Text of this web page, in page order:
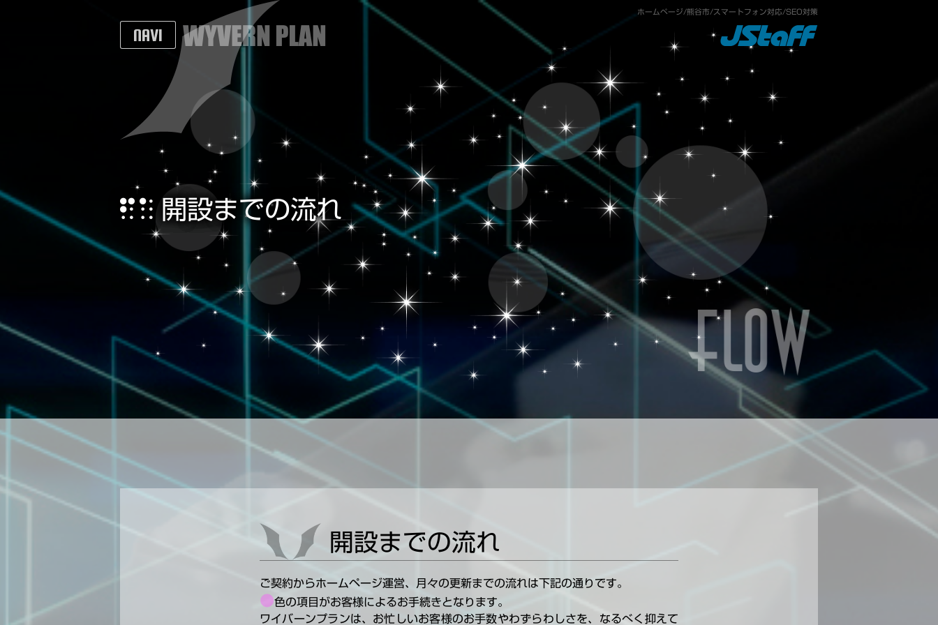
ホームページ/熊谷市/スマートフォン対応/SEO対策
開設までの流れ
NAVI
開設までの流れ 無料お見積り JStaffについて
開設までの流れ
ご契約からホームページ運営、月々の更新までの流れは下記の通りです。
●色の項目がお客様によるお手続きとなります。
ワイバーンプランは、お忙しいお客様のお手数やわずらわしさを、なるべく抑えて